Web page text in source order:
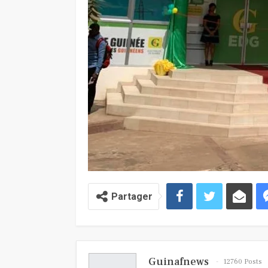
Partager
Guinafnews 12760 Posts